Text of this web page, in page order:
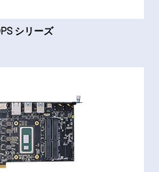
シリーズ